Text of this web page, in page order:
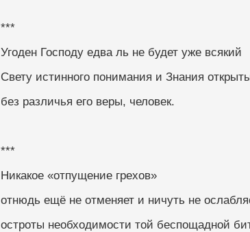
***
Угоден Господу едва ль не будет уже всякий
Свету истинного понимания и Знания
без различья его веры, человек.
***
Никакое «отпущение грехов»
отнюдь ещё не отменяет и ничуть не
остроты необходимости той беспощадной